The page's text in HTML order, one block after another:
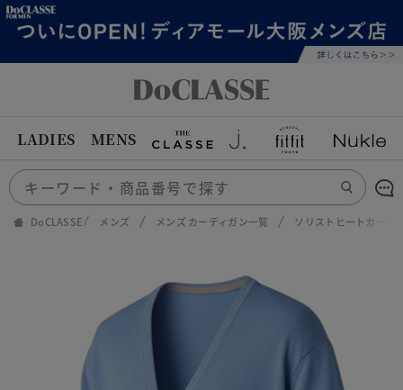
LADIES MENS
DoCLASSE メンズ メンズ カーディガン一覧 ソリストヒートカーデ